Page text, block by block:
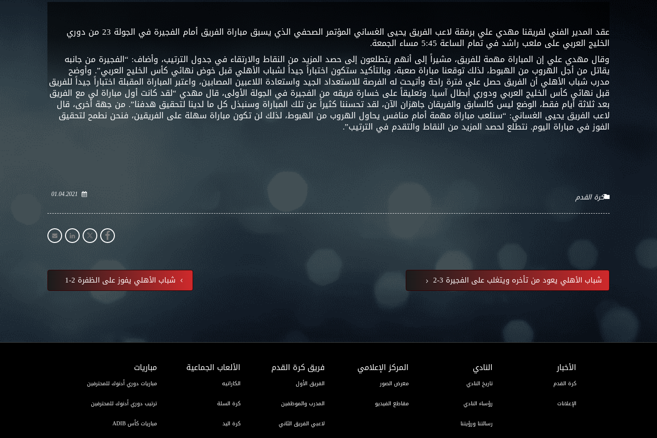
عقد المدير الفني لفريقنا مهدي علي برفقة لاعب الفريق يحيى الغساني المؤتمر الصحفي الذي يسبق مباراة الفريق أمام الفجيرة في الجولة 23 من دوري
الخليج العربي على ملعب راشد في تمام الساعة 5:45 مساء الجمعة.
وقال مهدي علي إن المباراة مهمة للفريق، مشيراً إلى أنهم يتطلعون إلى حصد المزيد من النقاط والارتقاء في جدول الترتيب، وأضاف: “الفجيرة من جانبه
يقاتل من أجل الهروب من الهبوط، لذلك توقعنا مباراة صعبة، وبالتأكيد ستكون اختباراً جيداً لشباب الأهلي قبل خوض نهائي كأس الخليج العربي”. وأوضح
مدرب شباب الأهلي أن الفريق حصل على فترة راحة وأتيحت له الفرصة للاستعداد الجيد واستعادة اللاعبين المصابين، واعتبر المباراة المقبلة اختباراً جيداً للفريق
قبل نهائي كأس الخليج العربي ودوري أبطال آسيا. وتعليقاً على خسارة فريقه من الفجيرة في الجولة الأولى، قال مهدي “لقد كانت أول مباراة لي مع الفريق
بعد ثلاثة أيام فقط، الوضع ليس كالسابق والفريقان جاهزان الآن، لقد تحسننا كثيراً عن تلك المباراة وسنبذل كل ما لدينا لتحقيق هدفنا”. من جهة أخرى، قال
لاعب الفريق يحيى الغساني: “سنلعب مباراة مهمة أمام منافس يحاول الهروب من الهبوط، لذلك لن تكون مباراة سهلة على الفريقين، فنحن نطمح لتحقيق
الفوز في مباراة اليوم. نتطلع لحصد المزيد من النقاط والتقدم في الترتيب”.
01.04.2021 كرة القدم
شباب الأهلي يفوز على الظفرة 2-1 شباب الأهلي يعود من تأخره ويتغلب على الفجيرة 3-2
الأخبار
كرة القدم
الإعلانات
النادي
تاريخ النادي
رؤساء النادي
رسالتنا ورؤيتنا
المركز الإعلامي
معرض الصور
مقاطع الفيديو
فريق كرة القدم
الفريق الأول
المدرب والموظفين
لاعبي الفريق الثاني
الألعاب الجماعية
الكاراتيه
كرة السلة
كرة اليد
مباريات
مباريات دوري أدنوك للمحترفين
ترتيب دوري أدنوك للمحترفين
مباريات كأس ADIB